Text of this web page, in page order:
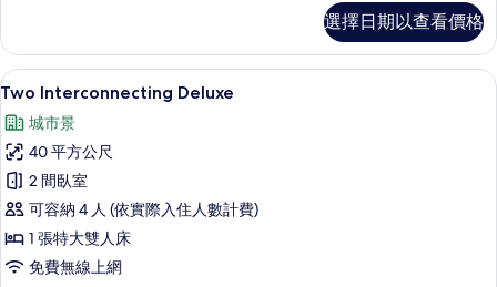
所
有
相
片
Room
Twin
Bed
Lounge
Access
的
詳
情
選擇日期以查看價格
顯
示
Two
Interconnecting
Deluxe
的
所
有
Two Interconnecting Deluxe | 迷你
7
Two Interconnecting Deluxe
城市景
40 平方公尺
2 間臥室
可容納 4 人 (依實際入住人數計費)
1 張特大雙人床
免費無線上網